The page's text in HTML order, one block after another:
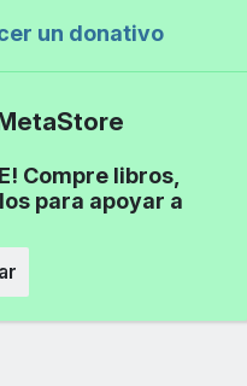
un donativo
Compre libros,
para apoyar a